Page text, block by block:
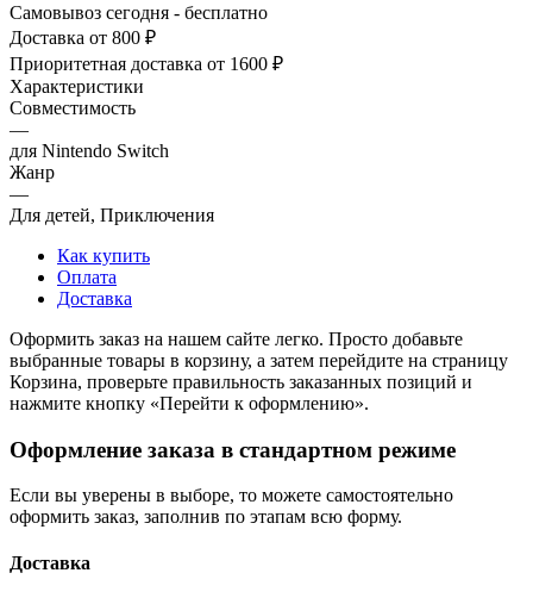
Самовывоз сегодня - бесплатно
Доставка от 800 ₽
Приоритетная доставка от 1600 ₽
Характеристики
Совместимость
—
для Nintendo Switch
Жанр
—
Для детей, Приключения
Как купить
Оплата
Доставка
Оформить заказ на нашем сайте легко. Просто добавьте
выбранные товары в корзину, а затем перейдите на страницу
Корзина, проверьте правильность заказанных позиций и
нажмите кнопку «Перейти к оформлению».
Оформление заказа в стандартном режиме
Если вы уверены в выборе, то можете самостоятельно
оформить заказ, заполнив по этапам всю форму.
Доставка